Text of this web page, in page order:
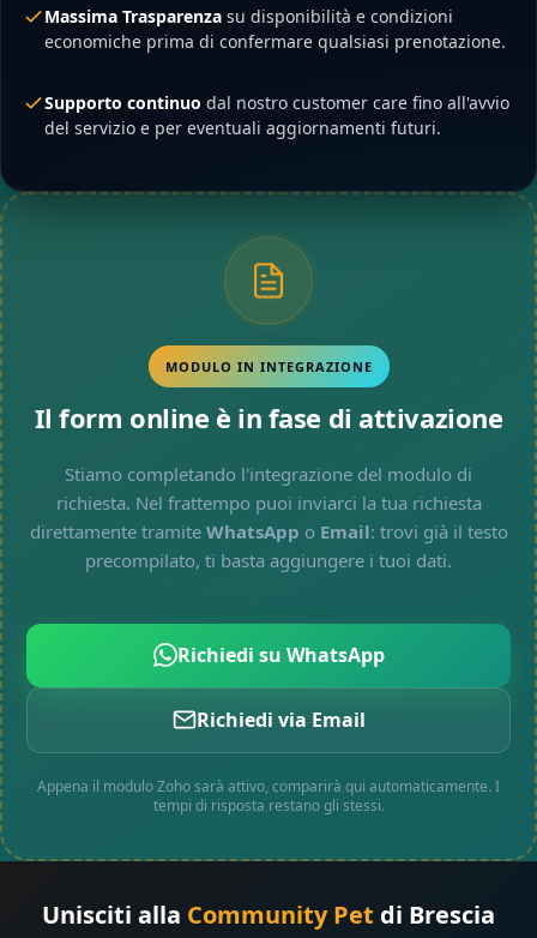
Massima Trasparenza su disponibilità e condizioni
economiche prima di confermare qualsiasi prenotazione.
Supporto continuo dal nostro customer care fino all'avvio
del servizio e per eventuali aggiornamenti futuri.
MODULO IN INTEGRAZIONE
Il form online è in fase di attivazione
Stiamo completando l'integrazione del modulo di
richiesta. Nel frattempo puoi inviarci la tua richiesta
direttamente tramite WhatsApp o Email: trovi già il testo
precompilato, ti basta aggiungere i tuoi dati.
Richiedi su WhatsApp
Richiedi via Email
Appena il modulo Zoho sarà attivo, comparirà qui automaticamente. I
tempi di risposta restano gli stessi.
Unisciti alla Community Pet di Brescia